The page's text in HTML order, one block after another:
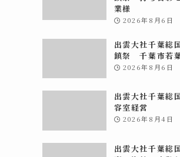
業様
2026年8月6日
出雲大社千葉総
鎮祭 千葉市若
2026年8月6日
出雲大社千葉
容室経営
2026年8月4日
出雲大社千葉